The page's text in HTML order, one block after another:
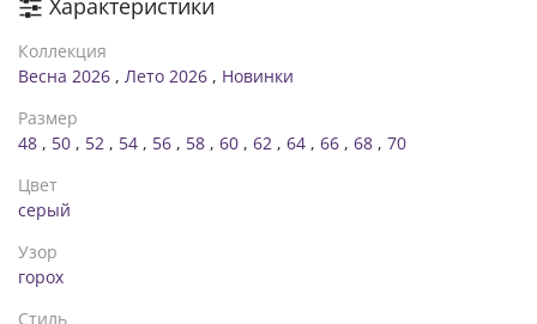
▪️66–70 (ОГ 132–142, ОБ до 170)
Характеристики
Коллекция
Весна 2026 , Лето 2026 , Новинки
Размер
48 , 50 , 52 , 54 , 56 , 58 , 60 , 62 , 64 , 66 , 68 , 70
Цвет
серый
Узор
горох
Стиль